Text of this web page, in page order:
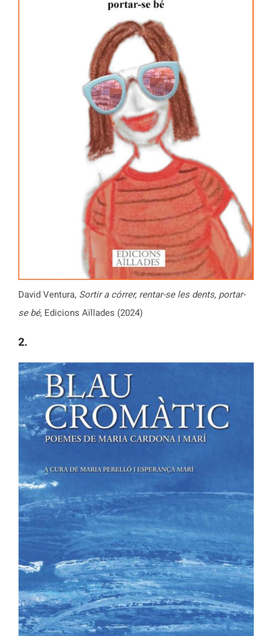
David Ventura, Sortir a córrer, rentar-se les dents, portar-
se bé, Edicions Aïllades (2024)
2.